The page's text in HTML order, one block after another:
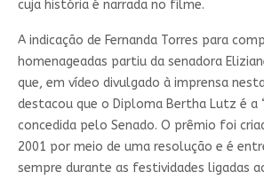
cuja história é narrada no filme.
A indicação de Fernanda Torres para
homenageadas partiu da senadora
que, em vídeo divulgado à imprensa
destacou que o Diploma Bertha Lutz é a
concedida pelo Senado. O prêmio foi
2001 por meio de uma resolução e é
sempre durante as festividades ligadas